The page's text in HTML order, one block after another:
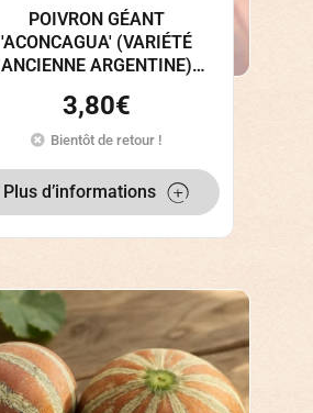
POIVRON GÉANT
'ACONCAGUA' (VARIÉTÉ
ANCIENNE ARGENTINE)
3,80€
Bientôt de retour !
Plus d’informations